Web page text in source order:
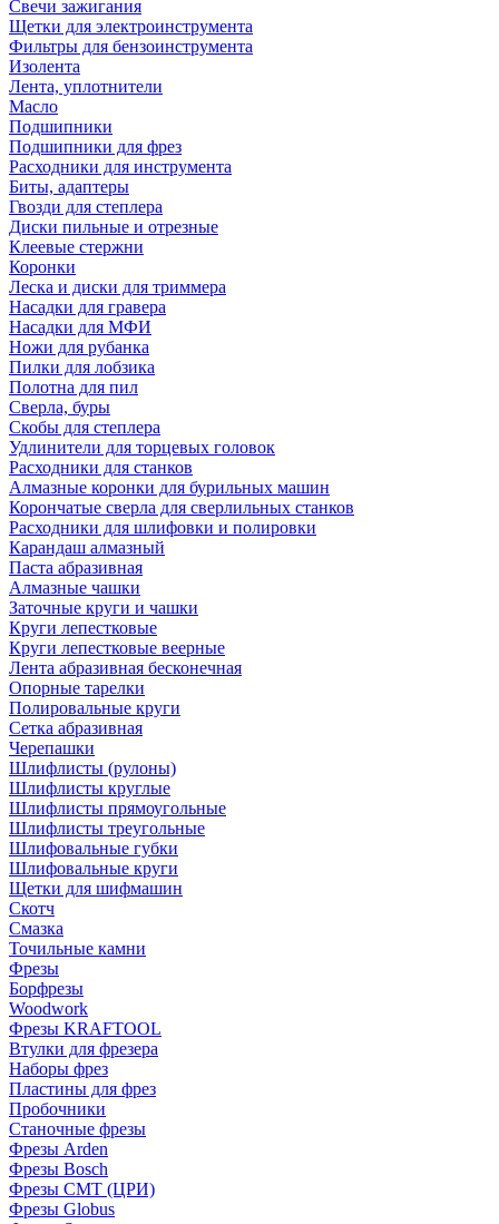
Свечи зажигания
Щетки для электроинструмента
Фильтры для бензоинструмента
Изолента
Лента, уплотнители
Масло
Подшипники
Подшипники для фрез
Расходники для инструмента
Биты, адаптеры
Гвозди для степлера
Диски пильные и отрезные
Клеевые стержни
Коронки
Леска и диски для триммера
Насадки для гравера
Насадки для МФИ
Ножи для рубанка
Пилки для лобзика
Полотна для пил
Сверла, буры
Скобы для степлера
Удлинители для торцевых головок
Расходники для станков
Алмазные коронки для бурильных машин
Корончатые сверла для сверлильных станков
Расходники для шлифовки и полировки
Карандаш алмазный
Паста абразивная
Алмазные чашки
Заточные круги и чашки
Круги лепестковые
Круги лепестковые веерные
Лента абразивная бесконечная
Опорные тарелки
Полировальные круги
Сетка абразивная
Черепашки
Шлифлисты (рулоны)
Шлифлисты круглые
Шлифлисты прямоугольные
Шлифлисты треугольные
Шлифовальные губки
Шлифовальные круги
Щетки для шифмашин
Скотч
Смазка
Точильные камни
Фрезы
Борфрезы
Woodwork
Фрезы KRAFTOOL
Втулки для фрезера
Наборы фрез
Пластины для фрез
Пробочники
Станочные фрезы
Фрезы Arden
Фрезы Bosch
Фрезы CMT (ЦРИ)
Фрезы Globus